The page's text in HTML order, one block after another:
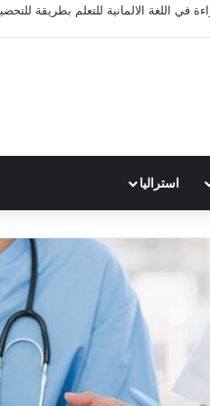
في اللغة الالمانية للتعلم بطريقة
استراليا